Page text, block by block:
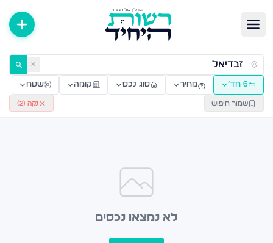
דירות למכירה ולהשכרה — רשות היחיד ✕
6 חד׳ מחיר סוג נכס קומה שטח
שמור חיפוש נקה (2
)
לא נמצאו נכסים